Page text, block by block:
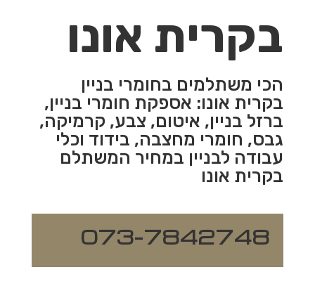
בקרית אונו
הכי משתלמים בחומרי בניין
בקרית אונו: אספקת חומרי בניין,
ברזל בניין, איטום, צבע, קרמיקה,
גבס, חומרי מחצבה, בידוד וכלי
עבודה לבניין במחיר המשתלם
בקרית אונו
073-7842748